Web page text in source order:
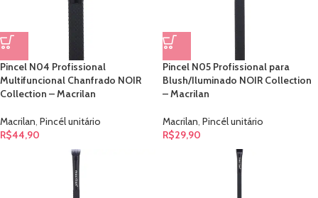
Pincel N04 Profissional
Multifuncional Chanfrado NOIR
Collection – Macrilan
Macrilan, Pincél unitário
R$44,90
Pincel N05 Profissional para
Blush/Iluminado NOIR Collection
– Macrilan
Macrilan, Pincél unitário
R$29,90